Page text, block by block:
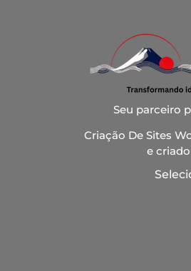
Seu parceiro
Criação De Sites
e